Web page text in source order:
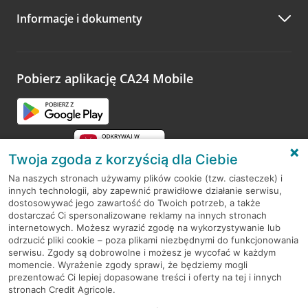
Zachęcamy do podzielenia się z nami opinią o wizycie.
opinie.
Informacje i dokumenty
Pobierz aplikację CA24 Mobile
RODO
Regulamin serwisu
Mapa serwisu
PolitykaCookies
Twoja zgoda z korzyścią dla Ciebie
Na naszych stronach używamy plików cookie (tzw. ciasteczek) i
innych technologii, aby zapewnić prawidłowe działanie serwisu,
dostosowywać jego zawartość do Twoich potrzeb, a także
dostarczać Ci spersonalizowane reklamy na innych stronach
internetowych. Możesz wyrazić zgodę na wykorzystywanie lub
odrzucić pliki cookie – poza plikami niezbędnymi do funkcjonowania
serwisu. Zgody są dobrowolne i możesz je wycofać w każdym
momencie. Wyrażenie zgody sprawi, że będziemy mogli
prezentować Ci lepiej dopasowane treści i oferty na tej i innych
stronach Credit Agricole.